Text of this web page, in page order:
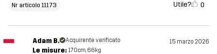
Nr articolo 11173 Utile? 0
Adam B. Acquirente verificato 15 marzo 2026
Le misure: 170cm, 66kg